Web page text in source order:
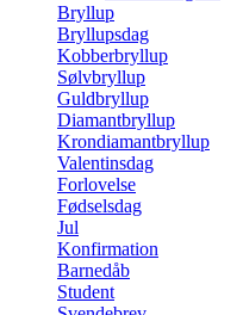
Bryllup
Bryllupsdag
Kobberbryllup
Sølvbryllup
Guldbryllup
Diamantbryllup
Krondiamantbryllup
Valentinsdag
Forlovelse
Fødselsdag
Jul
Konfirmation
Barnedåb
Student